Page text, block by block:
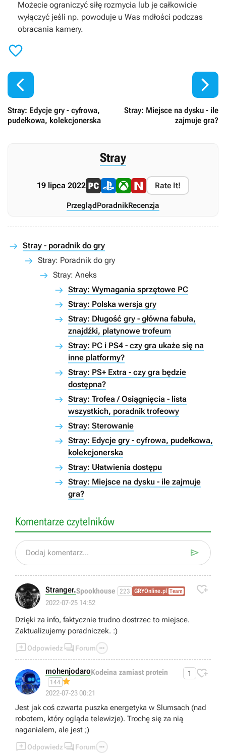
Możecie ograniczyć siłę rozmycia lub je całkowicie
wyłączyć jeśli np. powoduje u Was mdłości podczas
obracania kamery.


Stray: Edycje gry - cyfrowa,
pudełkowa, kolekcjonerska
Stray: Miejsce na dysku - ile
zajmuje gra?

Stray
19 lipca 2022 Rate It!
PrzeglądPoradnikRecenzja
Stray - poradnik do gry
Stray: Poradnik do gry
Stray: Aneks
Stray: Wymagania sprzętowe PC
Stray: Polska wersja gry
Stray: Długość gry - główna fabuła,
znajdźki, platynowe trofeum
Stray: PC i PS4 - czy gra ukaże się na
inne platformy?
Stray: PS+ Extra - czy gra będzie
dostępna?
Stray: Trofea / Osiągnięcia - lista
wszystkich, poradnik trofeowy
Stray: Sterowanie
Stray: Edycje gry - cyfrowa, pudełkowa,
kolekcjonerska
Stray: Ułatwienia dostępu
Stray: Miejsce na dysku - ile zajmuje
gra?
Komentarze czytelników
Dodaj komentarz... 
Stranger.Spookhouse 223 GRYOnline.pl Team
2022-07-25 14:52

Dzięki za info, faktycznie trudno dostrzec to miejsce.
Zaktualizujemy poradniczek. :)
Odpowiedz  Forum 
😁
mohenjodaroKodeina zamiast protein
144
2022-07-23 00:21
1 
Jest jak coś czwarta puszka energetyka w Slumsach (nad
robotem, który ogląda telewizje). Trochę się za nią
naganialem, ale jest ;)
Odpowiedz  Forum 